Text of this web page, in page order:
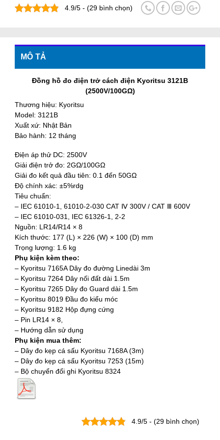
4.9/5 - (29 bình chọn)
MÔ TẢ
Đồng hồ đo điện trở cách điện Kyoritsu 3121B
(2500V/100GΩ)
Thương hiệu: Kyoritsu
Model: 3121B
Xuất xứ: Nhật Bản
Bảo hành: 12 tháng
Điện áp thử DC: 2500V
Giải điện trở đo: 2GΩ/100GΩ
Giải đo kết quả đầu tiên: 0.1 đến 50GΩ
Độ chính xác: ±5%rdg
Tiêu chuẩn:
– IEC 61010-1, 61010-2-030 CAT Ⅳ 300V / CAT Ⅲ 600V
– IEC 61010-031, IEC 61326-1, 2-2
Nguồn: LR14/R14 × 8
Kích thước: 177 (L) × 226 (W) × 100 (D) mm
Trọng lượng: 1.6 kg
Phụ kiện kèm theo:
– Kyoritsu 7165A Dây đo đường Linedài 3m
– Kyoritsu 7264 Dây nối đất dài 1.5m
– Kyoritsu 7265 Dây đo Guard dài 1.5m
– Kyoritsu 8019 Đầu đo kiểu móc
– Kyoritsu 9182 Hộp đựng cứng
– Pin LR14 × 8,
– Hướng dẫn sử dụng
Phụ kiện mua thêm:
– Dây đo kẹp cá sấu Kyoritsu 7168A (3m)
– Dây đo kẹp cá sấu Kyoritsu 7253 (15m)
– Bộ chuyển đổi ghi Kyoritsu 8324
4.9/5 - (29 bình chọn)